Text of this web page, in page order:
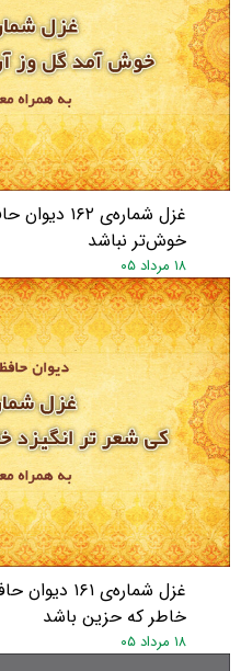
غزل شماره‌ی
خوش‌تر نباشد
۱۸ مرداد ۰۵
غزل شماره‌ی
خاطر که حزین باشد
۱۸ مرداد ۰۵